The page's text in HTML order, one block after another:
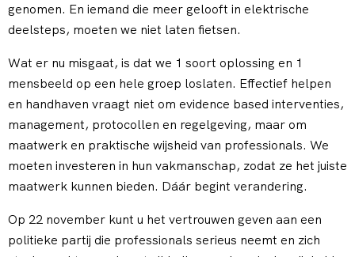
genomen. En iemand die meer gelooft in elektrische
deelsteps, moeten we niet laten fietsen.
Wat er nu misgaat, is dat we 1 soort oplossing en 1
mensbeeld op een hele groep loslaten. Effectief helpen
en handhaven vraagt niet om evidence based interventies,
management, protocollen en regelgeving, maar om
maatwerk en praktische wijsheid van professionals. We
moeten investeren in hun vakmanschap, zodat ze het juiste
maatwerk kunnen bieden. Dáár begint verandering.
Op 22 november kunt u het vertrouwen geven aan een
politieke partij die professionals serieus neemt en zich